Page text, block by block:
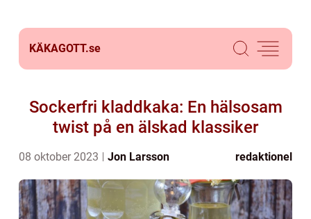
KÄKAGOTT.se
Sockerfri kladdkaka: En hälsosam
twist på en älskad klassiker
08 oktober 2023 Jon Larsson redaktionel